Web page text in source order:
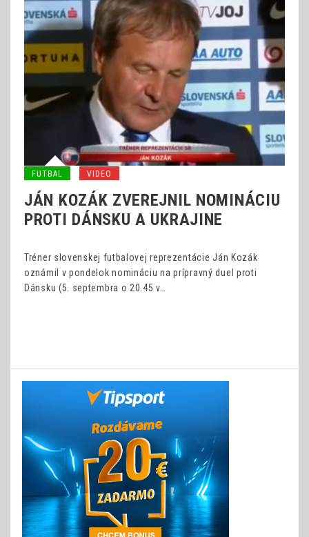
FUTBAL VIDEO
JÁN KOZÁK ZVEREJNIL NOMINÁCIU
PROTI DÁNSKU A UKRAJINE
Tréner slovenskej futbalovej reprezentácie Ján Kozák
oznámil v pondelok nomináciu na prípravný duel proti
Dánsku (5. septembra o 20.45 v…